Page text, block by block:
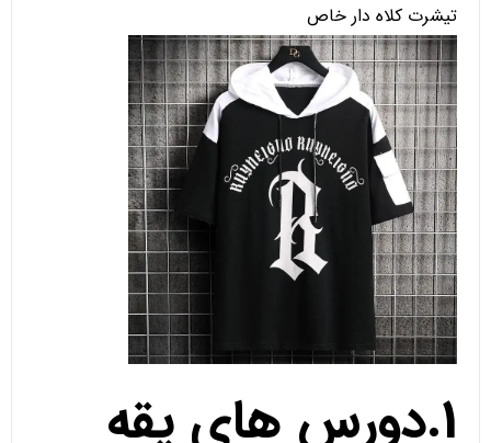
تیشرت کلاه دار خاص
1.دورس های یقه